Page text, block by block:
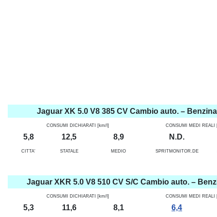
Jaguar XK 5.0 V8 385 CV Cambio auto. – Benzina
CONSUMI DICHIARATI [km/l] CONSUMI MEDI REALI
5,8 12,5 8,9 N.D.
CITTA' STATALE MEDIO SPRITMONITOR.DE
Jaguar XKR 5.0 V8 510 CV S/C Cambio auto. –
CONSUMI DICHIARATI [km/l] CONSUMI MEDI REALI
5,3 11,6 8,1 6,4